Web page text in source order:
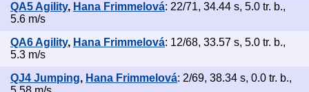
QA5 Agility, Hana Frimmelová: 22/71, 34.44 s, 5.0 tr. b.,
5.6 m/s
QA6 Agility, Hana Frimmelová: 12/68, 33.57 s, 5.0 tr. b.,
5.3 m/s
QJ4 Jumping, Hana Frimmelová: 2/69, 38.34 s, 0.0 tr. b.,